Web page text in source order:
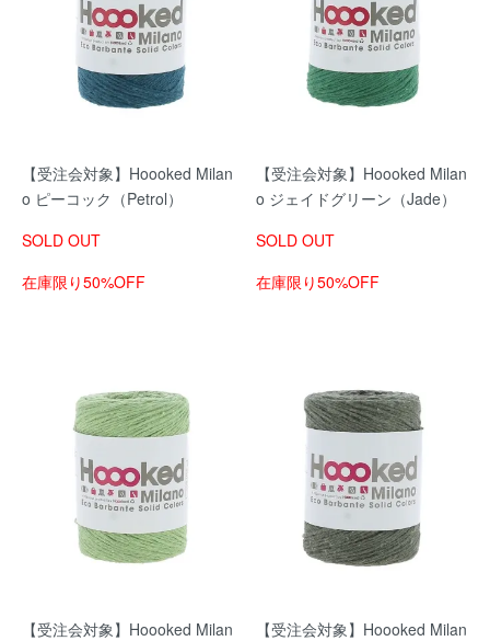
【受注会対象】Hoooked Milan
o ピーコック（Petrol）
SOLD OUT
在庫限り50%OFF
【受注会対象】Hoooked Milan
o ジェイドグリーン（Jade）
SOLD OUT
在庫限り50%OFF
【受注会対象】Hoooked Milan
【受注会対象】Hoooked Milan